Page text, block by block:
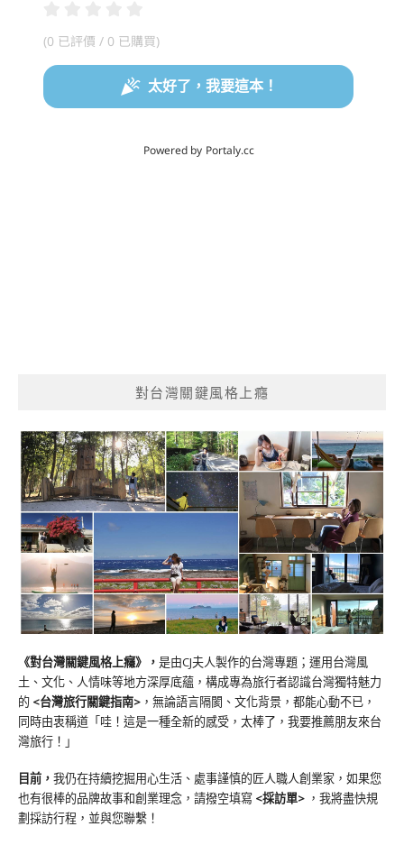
對台灣關鍵風格上癮
《對台灣關鍵風格上癮》 ， 是由CJ夫人製作的台灣專題；運用台灣風
土、文化、人情味等地方深厚底蘊，構成專為旅行者認識台灣獨特魅力
的 <台灣旅行關鍵指南> ，無論語言隔閡、文化背景，都能心動不已，
同時由衷稱道「哇！這是一種全新的感受，太棒了，我要推薦朋友來台
灣旅行！」
目前， 我仍在持續挖掘用心生活、處事謹慎的匠人職人創業家，如果您
也有很棒的品牌故事和創業理念，請撥空填寫 <採訪單> ，我將盡快規
劃採訪行程，並與您聯繫！